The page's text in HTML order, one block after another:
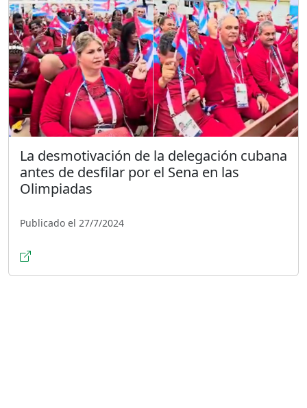
La desmotivación de la delegación cubana
antes de desfilar por el Sena en las
Olimpiadas
Publicado el 27/7/2024